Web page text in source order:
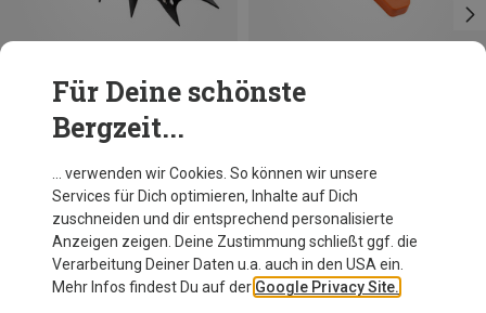
Vasak FL Steigeisen
154,95 €
Petzl
Pick And Spike Protection
11,36 €
Für Deine schönste
Bergzeit...
… verwenden wir Cookies. So können wir unsere
Services für Dich optimieren, Inhalte auf Dich
zuschneiden und dir entsprechend personalisierte
Anzeigen zeigen. Deine Zustimmung schließt ggf. die
Verarbeitung Deiner Daten u.a. auch in den USA ein.
Mehr Infos findest Du auf der Google Privacy Site.